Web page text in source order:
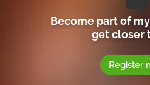
Become part of
get closer
Register